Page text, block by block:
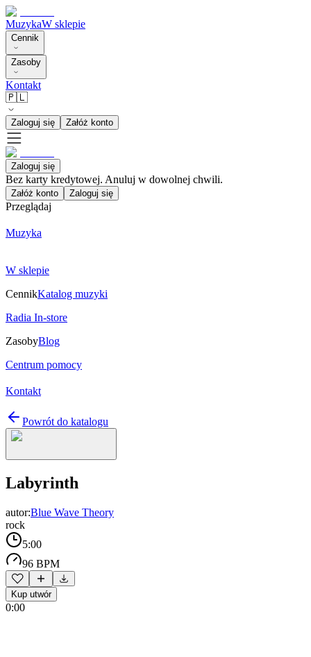
MuzykaW sklepie
Cennik
Zasoby
Kontakt
🇵🇱
Zaloguj się Załóż konto
Zaloguj się
Bez karty kredytowej. Anuluj w dowolnej chwili.
Załóż konto Zaloguj się
Przeglądaj
Muzyka
W sklepie
CennikKatalog muzyki
Radia In-store
ZasobyBlog
Centrum pomocy
Kontakt
Powrót do katalogu
Labyrinth
autor:Blue Wave Theory
rock
5:00
96 BPM
Kup utwór
0:00